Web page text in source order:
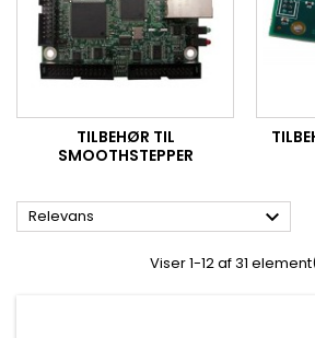
TILBEHØR TIL
SMOOTHSTEPPER
Relevans 
Viser 1-12 af 31